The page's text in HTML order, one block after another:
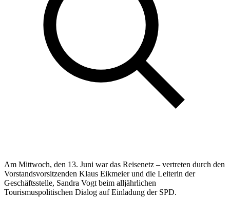
Am Mittwoch, den 13. Juni war das Reisenetz – vertreten durch den
Vorstandsvorsitzenden Klaus Eikmeier und die Leiterin der
Geschäftsstelle, Sandra Vogt beim alljährlichen
Tourismuspolitischen Dialog auf Einladung der SPD.